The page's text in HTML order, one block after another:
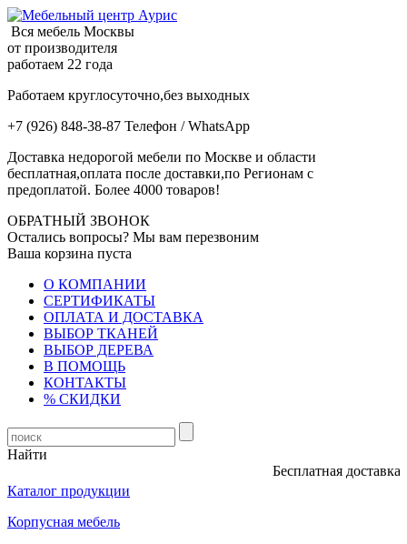
Вся мебель Москвы
от производителя
работаем 22 года
Работаем круглосуточно,без выходных
+7 (926) 848-38-87 Телефон / WhatsApp
Доставка недорогой мебели по Москве и области
бесплатная,оплата после доставки,по Регионам с
предоплатой. Более 4000 товаров!
ОБРАТНЫЙ ЗВОНОК
Остались вопросы? Мы вам перезвоним
Ваша корзина пуста
О КОМПАНИИ
СЕРТИФИКАТЫ
ОПЛАТА И ДОСТАВКА
ВЫБОР ТКАНЕЙ
ВЫБОР ДЕРЕВА
В ПОМОЩЬ
КОНТАКТЫ
% СКИДКИ
Найти
Бесплатная доставка,
Каталог продукции
Корпусная мебель